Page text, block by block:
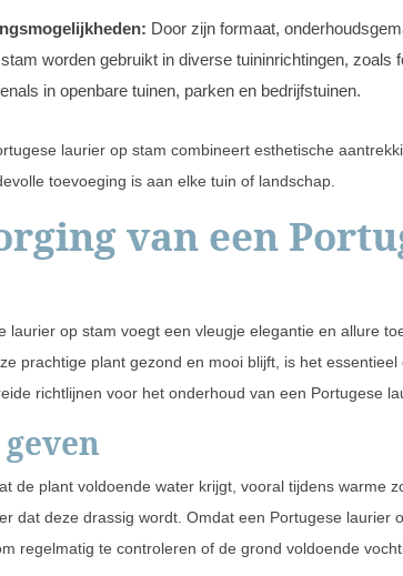
Door zijn formaat,
worden gebruikt in diverse tuininrichtingen, zoals
in openbare tuinen, parken en bedrijfstuinen.
laurier op stam combineert esthetische
toevoeging is aan elke tuin of landschap.
van een
laurier op stam voegt een vleugje elegantie en allure
prachtige plant gezond en mooi blijft, is het
richtlijnen voor het onderhoud van een Portugese
de plant voldoende water krijgt, vooral tijdens warme
dat deze drassig wordt. Omdat een Portugese laurier
regelmatig te controleren of de grond voldoende